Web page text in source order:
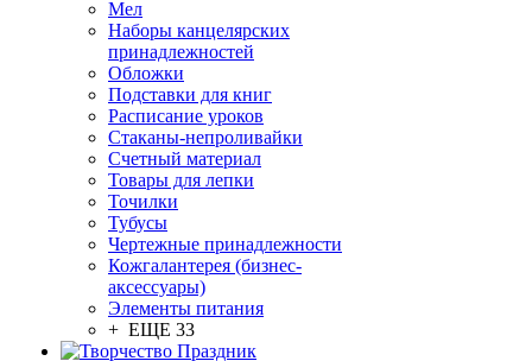
Мел
Наборы канцелярских
принадлежностей
Обложки
Подставки для книг
Расписание уроков
Стаканы-непроливайки
Счетный материал
Товары для лепки
Точилки
Тубусы
Чертежные принадлежности
Кожгалантерея (бизнес-
аксессуары)
Элементы питания
+ ЕЩЕ 33